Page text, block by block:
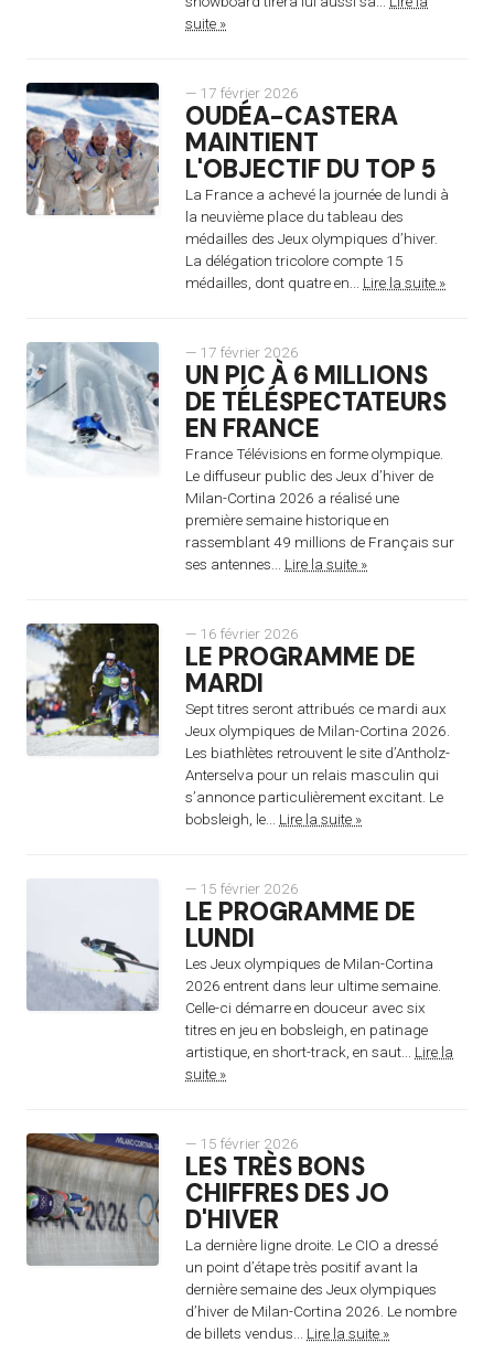
suite »
— 17 février 2026
OUDÉA-CASTERA
MAINTIENT
L'OBJECTIF DU TOP 5
La France a achevé la journée de lundi à
la neuvième place du tableau des
médailles des Jeux olympiques d’hiver.
La délégation tricolore compte 15
médailles, dont quatre en... Lire la suite »
— 17 février 2026
UN PIC À 6 MILLIONS
DE TÉLÉSPECTATEURS
EN FRANCE
France Télévisions en forme olympique.
Le diffuseur public des Jeux d’hiver de
Milan-Cortina 2026 a réalisé une
première semaine historique en
rassemblant 49 millions de Français sur
ses antennes... Lire la suite »
— 16 février 2026
LE PROGRAMME DE
MARDI
Sept titres seront attribués ce mardi aux
Jeux olympiques de Milan-Cortina 2026.
Les biathlètes retrouvent le site d’Antholz-
Anterselva pour un relais masculin qui
s’annonce particulièrement excitant. Le
bobsleigh, le... Lire la suite »
— 15 février 2026
LE PROGRAMME DE
LUNDI
Les Jeux olympiques de Milan-Cortina
2026 entrent dans leur ultime semaine.
Celle-ci démarre en douceur avec six
titres en jeu en bobsleigh, en patinage
artistique, en short-track, en saut... Lire la
suite »
— 15 février 2026
LES TRÈS BONS
CHIFFRES DES JO
D'HIVER
La dernière ligne droite. Le CIO a dressé
un point d’étape très positif avant la
dernière semaine des Jeux olympiques
d’hiver de Milan-Cortina 2026. Le nombre
de billets vendus... Lire la suite »